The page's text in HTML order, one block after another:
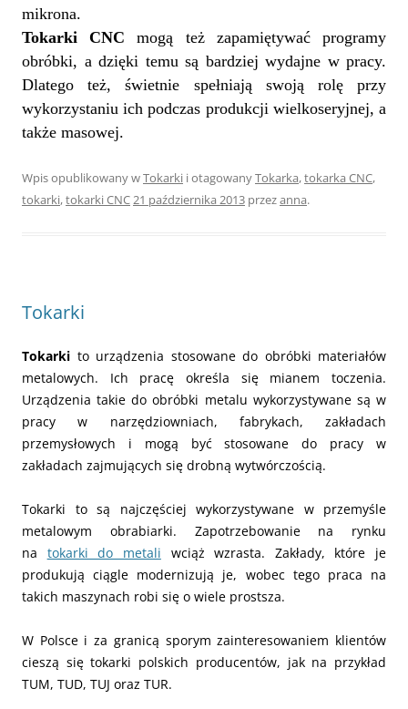
mikrona.
Tokarki CNC mogą też zapamiętywać programy
obróbki, a dzięki temu są bardziej wydajne w pracy.
Dlatego też, świetnie spełniają swoją rolę przy
wykorzystaniu ich podczas produkcji wielkoseryjnej, a
także masowej.
Wpis opublikowany wTokarki i otagowanyTokarka,tokarka CNC,
tokarki,tokarki CNC21 października 2013 przezanna.
Tokarki
Tokarki to urządzenia stosowane do obróbki materiałów
metalowych. Ich pracę określa się mianem toczenia.
Urządzenia takie do obróbki metalu wykorzystywane są w
pracy w narzędziowniach, fabrykach, zakładach
przemysłowych i mogą być stosowane do pracy w
zakładach zajmujących się drobną wytwórczością.
Tokarki to są najczęściej wykorzystywane w przemyśle
metalowym obrabiarki. Zapotrzebowanie na rynku
na
tokarki do metali wciąż wzrasta. Zakłady, które je
produkują ciągle modernizują je, wobec tego praca na
takich maszynach robi się o wiele prostsza.
W Polsce i za granicą sporym zainteresowaniem klientów
cieszą się tokarki polskich producentów, jak na przykład
TUM, TUD, TUJ oraz TUR.